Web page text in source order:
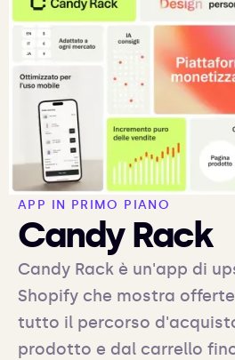
APP IN PRIMO PIANO
Candy Rack
Candy Rack è un'app di
Shopify che mostra
tutto il percorso
prodotto e dal carrello